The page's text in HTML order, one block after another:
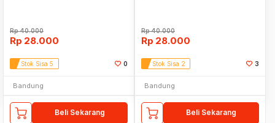
Rp40.000
Rp 28.000
Stok Sisa 5 0
Bandung
Beli Sekarang
Rp40.000
Rp 28.000
Stok Sisa 2 3
Bandung
Beli Sekarang